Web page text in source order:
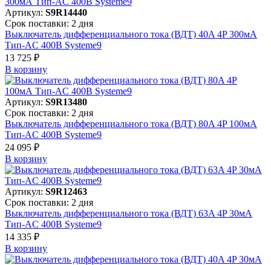
Артикул: S9R14440
Срок поставки: 2 дня
Выключатель дифференциального тока (ВДТ) 40A 4P 300мА
Тип-AC 400В Systeme9
13 725 ₽
В корзинy
Артикул: S9R13480
Срок поставки: 2 дня
Выключатель дифференциального тока (ВДТ) 80A 4P 100мА
Тип-AC 400В Systeme9
24 095 ₽
В корзинy
Артикул: S9R12463
Срок поставки: 2 дня
Выключатель дифференциального тока (ВДТ) 63A 4P 30мА
Тип-AC 400В Systeme9
14 335 ₽
В корзинy